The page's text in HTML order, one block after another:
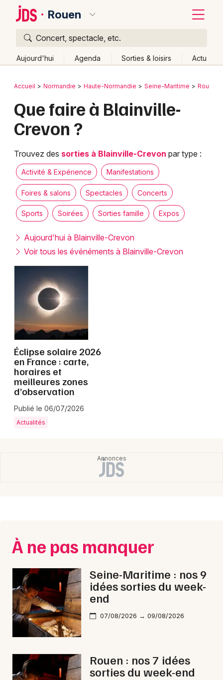
Rouen
Concert, spectacle, etc.
Aujourd'hui Agenda Sorties & loisirs Actu
Publier un événement
Grands événements
Activité & Expérience
Manifestations
Foires & salons
Spectacles
Concerts
Sports
Soirées
Sorties famille
Expos
Sorties & loisirs
Seine-Maritime
Artistes en tournée
Actus à Rouen
Magazine à Rouen
Bordeaux
Colmar
Lyon
Marseille
Mulhouse
Nantes
Nice
Paris
Strasbourg
Toulouse
Toutes les villes
Retour
Accueil Normandie Haute-Normandie Seine-Maritime Rouen
Que faire à Blainville-
Crevon ?
Trouvez des sorties à Blainville-Crevon par type :
Activité & Expérience Manifestations
Foires & salons Spectacles Concerts
Sports Soirées Sorties famille Expos
Aujourd'hui à Blainville-Crevon
Voir tous les événéments à Blainville-Crevon
Éclipse solaire 2026
en France : carte,
horaires et
meilleures zones
d’observation
Publié le 06/07/2026
Actualités
À ne pas manquer
Seine-Maritime : nos 9
idées sorties du week-
end
07/08/2026 → 09/08/2026
Rouen : nos 7 idées
sorties du week-end
Quoi ?
Où ?
Haute-Normandie
Partout
Près de moi
Changer de lieu